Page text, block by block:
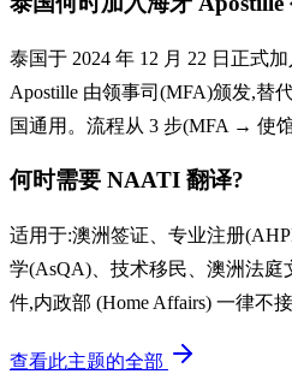
泰国于 2024 年 12 月 22 日正式加
Apostille 由领事司(MFA)颁发,替
国通用。流程从 3 步(MFA → 使
何时需要 NAATI 翻译?
适用于:澳洲签证、专业注册
学(AsQA)、技术移民、澳洲法
件,内政部 (Home Affairs) 一律不接
查看此主题的全部